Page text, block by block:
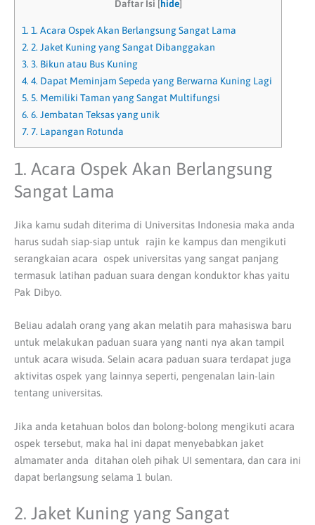
Daftar Isi [hide]
1. 1. Acara Ospek Akan Berlangsung Sangat Lama
2. 2. Jaket Kuning yang Sangat Dibanggakan
3. 3. Bikun atau Bus Kuning
4. 4. Dapat Meminjam Sepeda yang Berwarna Kuning Lagi
5. 5. Memiliki Taman yang Sangat Multifungsi
6. 6. Jembatan Teksas yang unik
7. 7. Lapangan Rotunda
1. Acara Ospek Akan Berlangsung
Sangat Lama
Jika kamu sudah diterima di Universitas Indonesia maka anda
harus sudah siap-siap untuk rajin ke kampus dan mengikuti
serangkaian acara ospek universitas yang sangat panjang
termasuk latihan paduan suara dengan konduktor khas yaitu
Pak Dibyo.
Beliau adalah orang yang akan melatih para mahasiswa baru
untuk melakukan paduan suara yang nanti nya akan tampil
untuk acara wisuda. Selain acara paduan suara terdapat juga
aktivitas ospek yang lainnya seperti, pengenalan lain-lain
tentang universitas.
Jika anda ketahuan bolos dan bolong-bolong mengikuti acara
ospek tersebut, maka hal ini dapat menyebabkan jaket
almamater anda ditahan oleh pihak UI sementara, dan cara ini
dapat berlangsung selama 1 bulan.
2. Jaket Kuning yang Sangat